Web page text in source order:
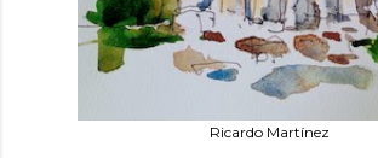
Ricardo Martínez